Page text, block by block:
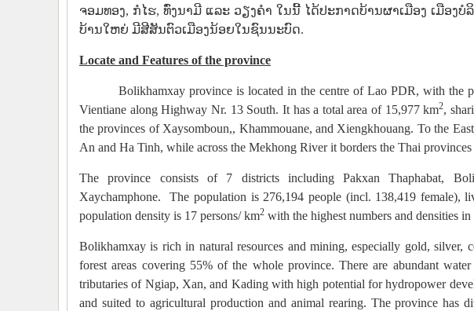
ຈອມທອງ, ກໍໄຮ, ທົ່ງນາມີ ແລະ ວຽງຄໍາ ໃນນີ້ ໄດ້ປະກາດບ້ານຜາເມືອງ ເມືອງ
ບ້ານໃຫຍ່ ມີສີສັນຕົວເມືອງນ້ອຍໃນຊົນນະບົດ.
Locate and Features of the province
Bolikhamxay province is located in the centre of Lao PDR, with the
Vientiane along Highway Nr. 13 South. It has a total area of 15,977 km2,
the provinces of Xaysomboun,, Khammouane, and Xiengkhouang. To the
An and Ha Tinh, while across the Mekhong River it borders the Thai
The province consists of 7 districts including Pakxan Thaphabat,
Xaychamphone. The population is 276,194 people (incl. 138,419 female),
population density is 17 persons/ km2 with the highest numbers and densities
Bolikhamxay is rich in natural resources and mining, especially gold, silver,
forest areas covering 55% of the whole province. There are abundant
tributaries of Ngiap, Xan, and Kading with high potential for hydropower
and suited to agricultural production and animal rearing. The province has